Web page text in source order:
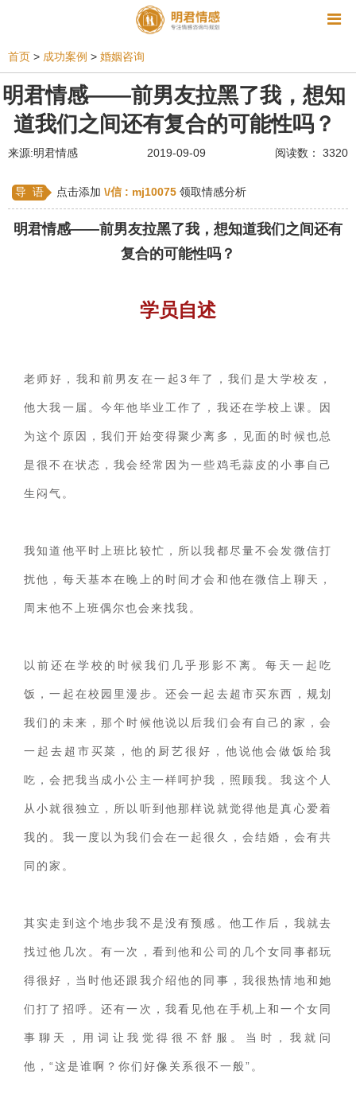
相亲 同性恋 恋爱技巧 挽回爱情
挽救婚姻 爱情相关 星座情感 离婚 心情
姻缘测试 美容 怀孕 交友
感情挽回 双鱼座男生 情感测试
水瓶座男生 摩羯座男生 射手座男生
天秤座男生
巨蟹座男生 爱情电影
财产分割 外遇 分手 第三者 心态
化妆 挽留前任 避孕 挽回男友 孕妇食谱
挽回老公 产检 家庭暴力 孕中期
经营婚姻 婚姻修复
交流沟通 情感语录 两性健康
其他
首页 > 成功案例 > 婚姻咨询
明君情感——前男友拉黑了我，想知
道我们之间还有复合的可能性吗？
来源:明君情感 2019-09-09 阅读数： 3320
导 语 点击添加 \/信 : mj10075 领取情感分析
明君情感——前男友拉黑了我，想知道我们之间还有
复合的可能性吗？
学员自述
老师好，我和前男友在一起3年了，我们是大学校友，
他大我一届。今年他毕业工作了，我还在学校上课。因
为这个原因，我们开始变得聚少离多，见面的时候也总
是很不在状态，我会经常因为一些鸡毛蒜皮的小事自己
生闷气。
我知道他平时上班比较忙，所以我都尽量不会发微信打
扰他，每天基本在晚上的时间才会和他在微信上聊天，
周末他不上班偶尔也会来找我。
以前还在学校的时候我们几乎形影不离。每天一起吃
饭，一起在校园里漫步。还会一起去超市买东西，规划
我们的未来，那个时候他说以后我们会有自己的家，会
一起去超市买菜，他的厨艺很好，他说他会做饭给我
吃，会把我当成小公主一样呵护我，照顾我。我这个人
从小就很独立，所以听到他那样说就觉得他是真心爱着
我的。我一度以为我们会在一起很久，会结婚，会有共
同的家。
其实走到这个地步我不是没有预感。他工作后，我就去
找过他几次。有一次，看到他和公司的几个女同事都玩
得很好，当时他还跟我介绍他的同事，我很热情地和她
们打了招呼。还有一次，我看见他在手机上和一个女同
事聊天，用词让我觉得很不舒服。当时，我就问
他，“这是谁啊？你们好像关系很不一般”。